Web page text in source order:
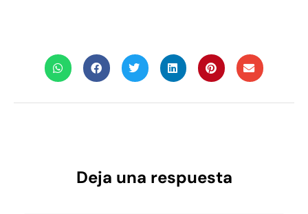
Deja una respuesta